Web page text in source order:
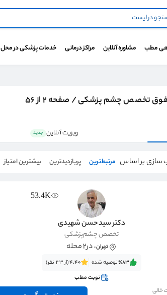
مطب مشاوره آنلاین مراکز درمانی خدمات پزشکی در محل
تخصص چشم پزشکی / صفحه 2 از 56
ویزیت آنلاین جدید
سازی بر اساس مرتبط‌ترین پربازدیدترین بیشترین امتیاز
53.4K
دکتر سیدحسن شهیدی
تخصص چشم‌پزشکی
تهران، در2 محله
٪83‌‌‌توصیه شده 4.40(از 33 نفر)
نوبت مطب
خالی